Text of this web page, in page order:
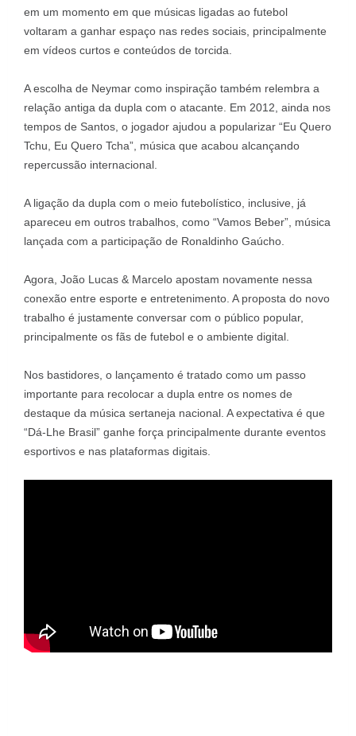
em um momento em que músicas ligadas ao futebol
voltaram a ganhar espaço nas redes sociais, principalmente
em vídeos curtos e conteúdos de torcida.
A escolha de Neymar como inspiração também relembra a
relação antiga da dupla com o atacante. Em 2012, ainda nos
tempos de Santos, o jogador ajudou a popularizar “Eu Quero
Tchu, Eu Quero Tcha”, música que acabou alcançando
repercussão internacional.
A ligação da dupla com o meio futebolístico, inclusive, já
apareceu em outros trabalhos, como “Vamos Beber”, música
lançada com a participação de Ronaldinho Gaúcho.
Agora, João Lucas & Marcelo apostam novamente nessa
conexão entre esporte e entretenimento. A proposta do novo
trabalho é justamente conversar com o público popular,
principalmente os fãs de futebol e o ambiente digital.
Nos bastidores, o lançamento é tratado como um passo
importante para recolocar a dupla entre os nomes de
destaque da música sertaneja nacional. A expectativa é que
“Dá-Lhe Brasil” ganhe força principalmente durante eventos
esportivos e nas plataformas digitais.